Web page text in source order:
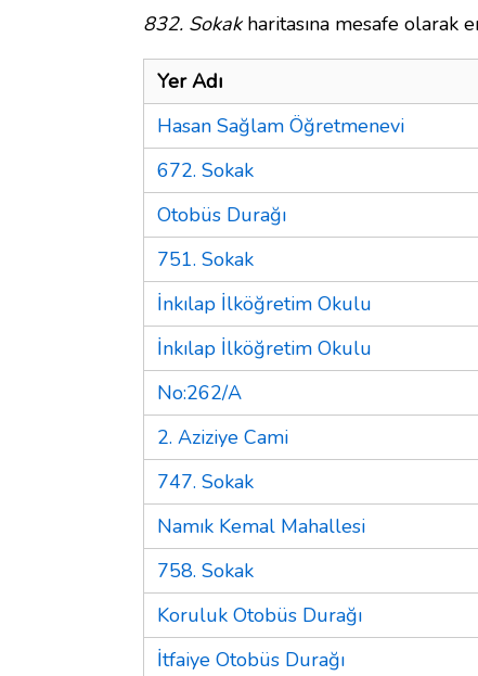
832. Sokakharitasına mesafe olarak
Yer Adı
Hasan Sağlam Öğretmenevi
672. Sokak
Otobüs Durağı
751. Sokak
İnkılap İlköğretim Okulu
İnkılap İlköğretim Okulu
No:262/A
2. Aziziye Cami
747. Sokak
Namık Kemal Mahallesi
758. Sokak
Koruluk Otobüs Durağı
İtfaiye Otobüs Durağı